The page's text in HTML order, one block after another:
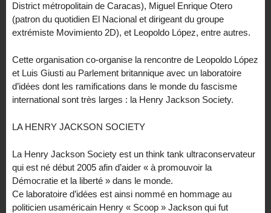
District métropolitain de Caracas), Miguel Enrique Otero
(patron du quotidien El Nacional et dirigeant du groupe
extrémiste Movimiento 2D), et Leopoldo López, entre autres.
Cette organisation co-organise la rencontre de Leopoldo López
et Luis Giusti au Parlement britannique avec un laboratoire
d’idées dont les ramifications dans le monde du fascisme
international sont très larges : la Henry Jackson Society.
LA HENRY JACKSON SOCIETY
La Henry Jackson Society est un think tank ultraconservateur
qui est né début 2005 afin d’aider « à promouvoir la
Démocratie et la liberté » dans le monde.
Ce laboratoire d’idées est ainsi nommé en hommage au
politicien usaméricain Henry « Scoop » Jackson qui fut